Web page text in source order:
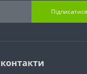
Підписатися